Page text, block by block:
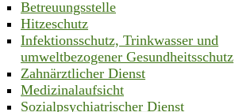
Betreuungsstelle
Hitzeschutz
Infektionsschutz, Trinkwasser und
umweltbezogener Gesundheitsschutz
Zahnärztlicher Dienst
Medizinalaufsicht
Sozialpsychiatrischer Dienst